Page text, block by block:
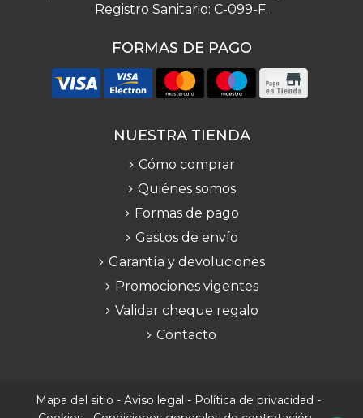
Registro Sanitario: C-099-F.
FORMAS DE PAGO
NUESTRA TIENDA
Cómo comprar
Quiénes somos
Formas de pago
Gastos de envío
Garantía y devoluciones
Promociones vigentes
Validar cheque regalo
Contacto
Mapa del sitio - Aviso legal - Política de privacidad -